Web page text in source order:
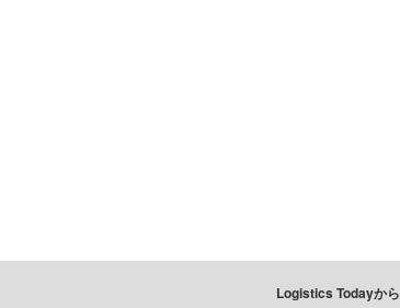
Logistics Todayから